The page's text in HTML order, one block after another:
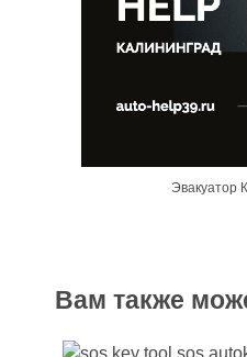
Эвакуатор
Вам также